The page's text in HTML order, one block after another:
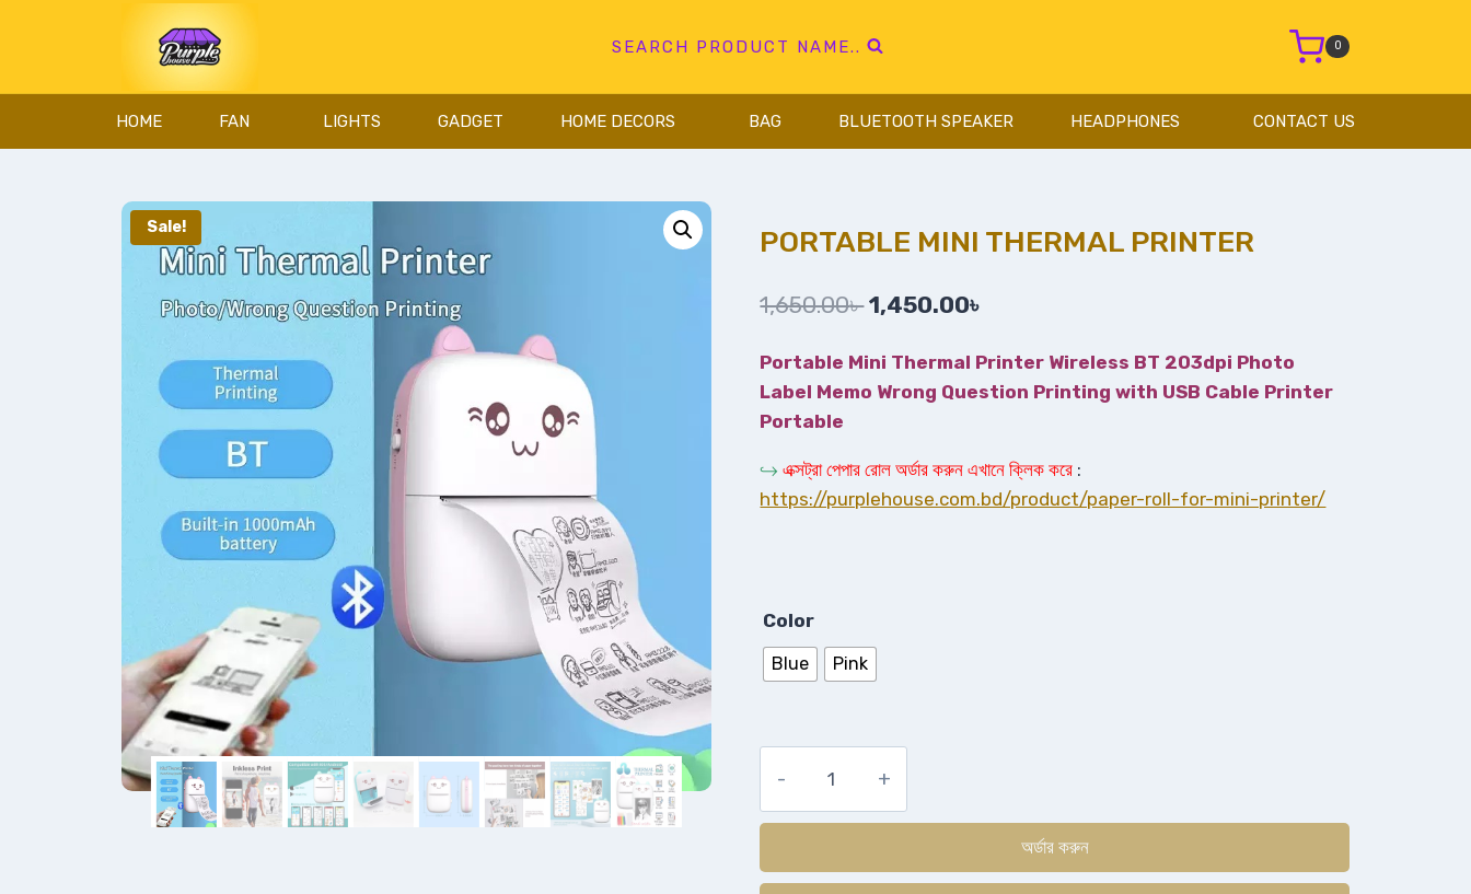
SEARCH PRODUCT NAME.. 0
HOME FAN LIGHTS GADGET HOME DECORS BAG BLUETOOTH SPEAKER HEADPHONES CONTACT US
Sale! PORTABLE MINI THERMAL PRINTER
1,650.00৳ 1,450.00৳
Portable Mini Thermal Printer Wireless BT 203dpi Photo
Label Memo Wrong Question Printing with USB Cable Printer
Portable
↪ এক্সট্রা পেপার রোল অর্ডার করুন এখানে ক্লিক করে :
https://purplehouse.com.bd/product/paper-roll-for-mini-printer/
Color
Blue Pink
অর্ডার করুন